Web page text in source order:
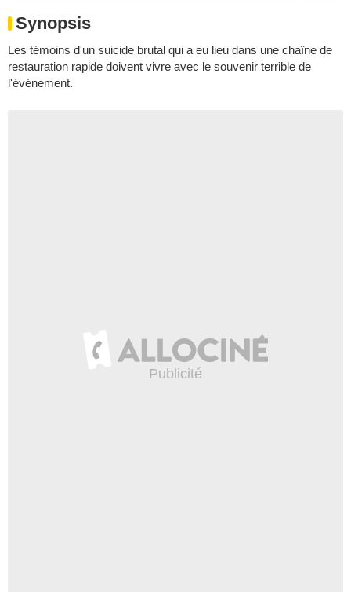
Synopsis
Les témoins d'un suicide brutal qui a eu lieu dans une chaîne de
restauration rapide doivent vivre avec le souvenir terrible de
l'événement.